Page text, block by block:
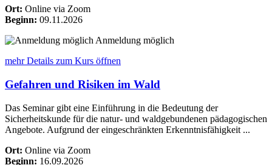
Ort: Online via Zoom
Beginn: 09.11.2026
Anmeldung möglich
mehr Details zum Kurs öffnen
Gefahren und Risiken im Wald
Das Seminar gibt eine Einführung in die Bedeutung der
Sicherheitskunde für die natur- und waldgebundenen pädagogischen
Angebote. Aufgrund der eingeschränkten Erkenntnisfähigkeit ...
Ort: Online via Zoom
Beginn: 16.09.2026